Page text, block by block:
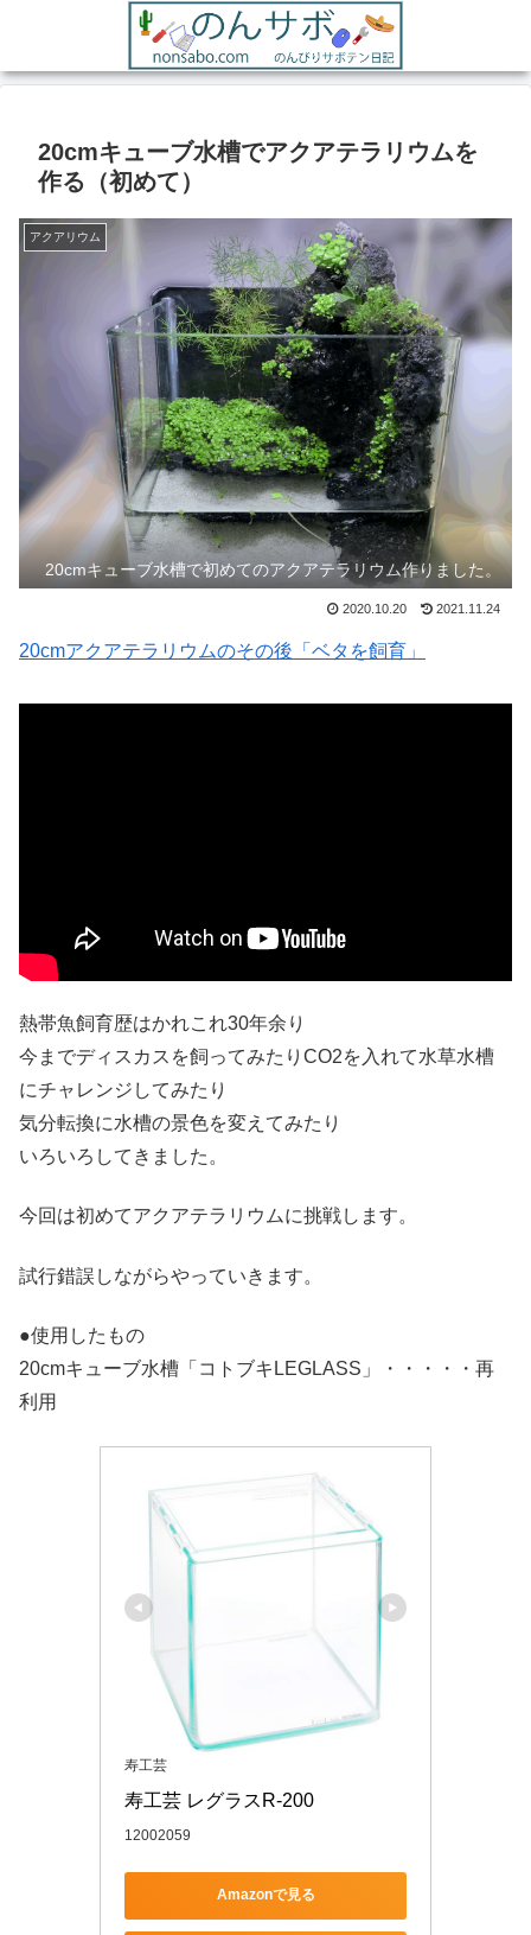
20cmキューブ水槽でアクアテラリウムを
作る（初めて）
アクアリウム
20cmキューブ水槽で初めてのアクアテラリウム作りました。
2020.10.20 2021.11.24
20cmアクアテラリウムのその後「ベタを飼育」
熱帯魚飼育歴はかれこれ30年余り
今までディスカスを飼ってみたりCO2を入れて水草水槽
にチャレンジしてみたり
気分転換に水槽の景色を変えてみたり
いろいろしてきました。
今回は初めてアクアテラリウムに挑戦します。
試行錯誤しながらやっていきます。
●使用したもの
20cmキューブ水槽「コトブキLEGLASS」・・・・・再
利用
寿工芸
寿工芸 レグラスR-200
12002059
Amazonで見る